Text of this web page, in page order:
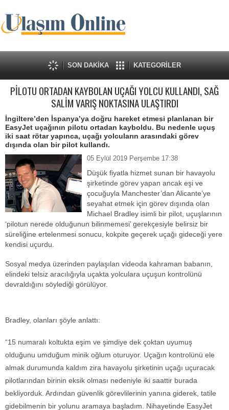
SON DAKİKA KATEGORİLER
PİLOTU ORTADAN KAYBOLAN UÇAĞI YOLCU KULLANDI, SAĞ
SALİM VARIŞ NOKTASINA ULAŞTIRDI
İngiltere’den İspanya’ya doğru hareket etmesi planlanan bir
EasyJet uçağının pilotu ortadan kayboldu. Bu nedenle uçuş
iki saat rötar yapınca, uçağı yolcuların arasındaki görev
dışında olan bir pilot kullandı.
05 Eylül 2019 Perşembe 17:38
Düşük fiyatla hizmet sunan bir havayolu
şirketinde görev yapan ancak eşi ve
çocuğuyla Manchester’dan Alicante’ye
seyahat etmek için görev dışında olan
Michael Bradley isimli bir pilot, uçuşlarının
‘pilotun nerede olduğunun bilinmemesi’ gerekçesiyle belirsiz bir
süreliğine ertelenmesi sonucu, kokpite geçerek uçağı gideceği yere
kendisi uçurdu.
Sosyal medya üzerinden paylaşılan videoda kahraman babanın,
elindeki telsiz aracılığıyla uçakta yolculara uçuşun kontrolünü
devraldığını söylediği görülüyor.
Bradley, olanları şöyle anlattı:
“15 numaralı koltukta eşim ve şimdiye dek çoktan uyumuş
olduğunu umduğum minik oğlum oturuyor. Uçağın kontrolünü ele
almak durumunda kaldım zira havayolu şirketinin uçağı uçuracak
pilotlarından birinin eksik olması nedeniyle iki saattir burada
bekliyorduk. Ardından güvenlik görevlilerinin yanına giderek, tatile
gidebilmenin bir yolunu aramaya başladım. Nihayetinde EasyJet